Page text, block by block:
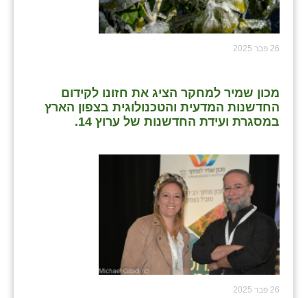
26 פבר 2025
מכון שמיר למחקר הציג את חזונו לקידום
החדשנות המדעית והטכנולוגית בצפון הארץ
במסגרת ועידת החדשנות של ערוץ 14.
26 פבר 2025